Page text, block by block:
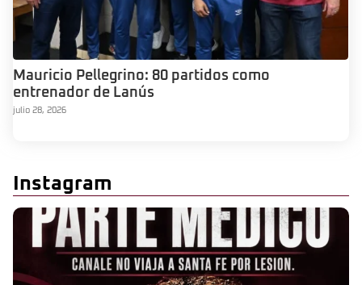
Mauricio Pellegrino: 80 partidos como
entrenador de Lanús
julio 28, 2026
Instagram